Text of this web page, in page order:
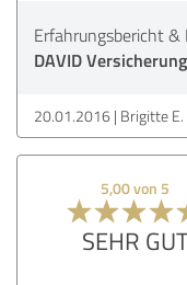
Erfahrungsbericht &
DAVID
20.01.2016 Brigitte E.
5,00 von 5
SEHR